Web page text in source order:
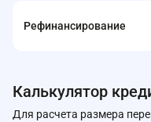
Рефинансирование
Калькулятор
Для расчета размера